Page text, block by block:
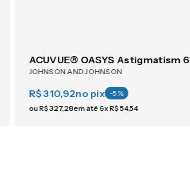
ACUVUE® OASYS Astigmatism 6
JOHNSON AND JOHNSON
R$ 310,92no pix -5%
ouR$327,28em até6xR$54,54